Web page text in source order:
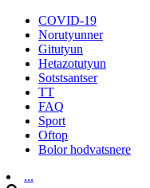
COVID-19
Norutyunner
Gitutyun
Hetazotutyun
Sotstsantser
TT
FAQ
Sport
Oftop
Bolor hodvatsnere
...